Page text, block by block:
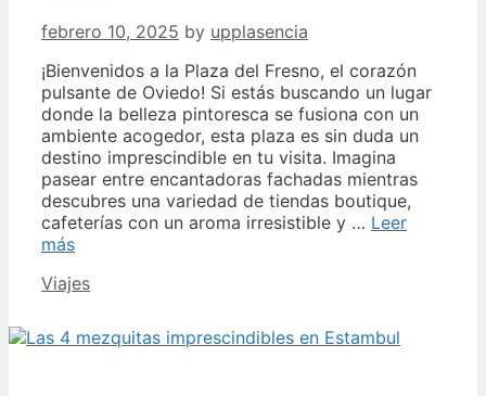
febrero 10, 2025 by upplasencia
¡Bienvenidos a la Plaza del Fresno, el corazón
pulsante de Oviedo! Si estás buscando un lugar
donde la belleza pintoresca se fusiona con un
ambiente acogedor, esta plaza es sin duda un
destino imprescindible en tu visita. Imagina
pasear entre encantadoras fachadas mientras
descubres una variedad de tiendas boutique,
cafeterías con un aroma irresistible y … Leer
másDescubre
encanto
la
Plaza
Categories
Viajes